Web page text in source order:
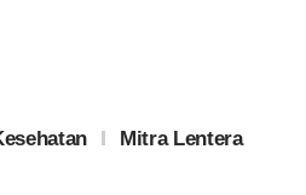
Mitra Lentera